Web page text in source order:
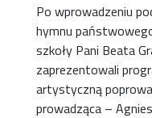
Po wprowadzeniu
hymnu
szkoły Pani Beata
zaprezentowali
artystyczną
prowadząca –